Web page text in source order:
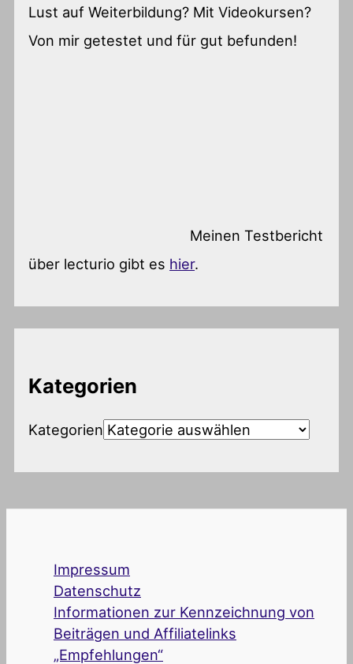
Lust auf Weiterbildung? Mit Videokursen?
Von mir getestet und für gut befunden!
Meinen Testbericht
über lecturio gibt es hier.
Kategorien
Kategorien
Impressum
Datenschutz
Informationen zur Kennzeichnung von
Beiträgen und Affiliatelinks
„Empfehlungen“